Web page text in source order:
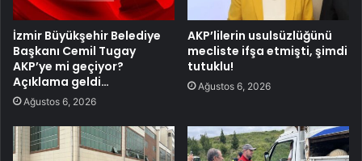
İzmir Büyükşehir Belediye
Başkanı Cemil Tugay
AKP’ye mi geçiyor?
Açıklama geldi…
Ağustos 6, 2026
AKP’lilerin usulsüzlüğünü
mecliste ifşa etmişti, şimdi
tutuklu!
Ağustos 6, 2026